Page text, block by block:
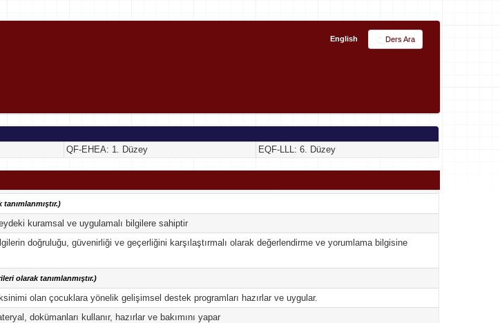
English Ders Ara
QF-EHEA: 1. Düzey EQF-LLL: 6. Düzey
kuramsal ve uygulamalı bilgilere sahiptir
doğruluğu, güvenirliği ve geçerliğini karşılaştırmalı olarak değerlendirme ve yorumlama bilgisine
olarak tanımlanmıştır.)
olan çocuklara yönelik gelişimsel destek programları hazırlar ve uygular.
dokümanları kullanır, hazırlar ve bakımını yapar